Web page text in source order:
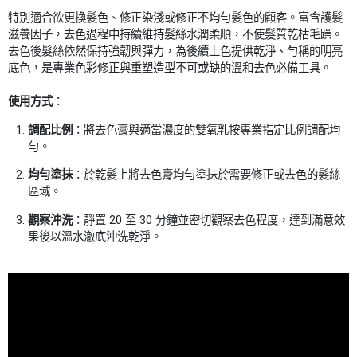
特別適合欲更換髮色、修正染淺或修正不均勻髮色的顧客。富含護髮
滋養因子，去色過程中持續維持髮絲水潤柔順，不使髮質乾枯毛躁。
去色後髮絲依然保持強韌與彈力，為後續上色提供乾淨、勻稱的明亮
底色，是專業色彩修正與重塑造型不可或缺的溫和去色必備工具。
使用方式：
調配比例 ：將去色膏與適當濃度的雙氧乳按專業指定比例調配均
勻。
均勻塗抹：於乾髮上將去色膏均勻塗抹於需要修正或去色的髮絲
區域。
觀察沖洗：靜置 20 至 30 分鐘並密切觀察去色程度，達到滿意效
果後以溫水澈底沖洗乾淨。